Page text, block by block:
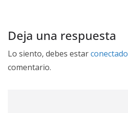
Deja una respuesta
Lo siento, debes estarconectado
comentario.